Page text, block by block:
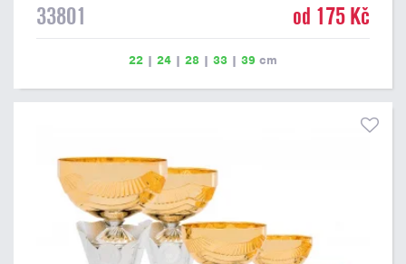
33801 od 175 Kč
22 | 24 | 28 | 33 | 39 cm